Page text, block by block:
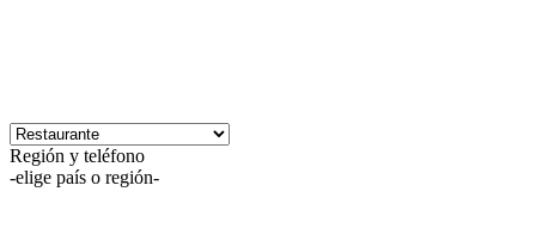
Región y teléfono
-elige país o región-